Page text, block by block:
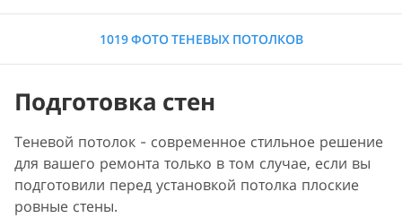
1019 ФОТО ТЕНЕВЫХ ПОТОЛКОВ
Подготовка стен
Теневой потолок - современное стильное решение
для вашего ремонта только в том случае, если вы
подготовили перед установкой потолка плоские
ровные стены.